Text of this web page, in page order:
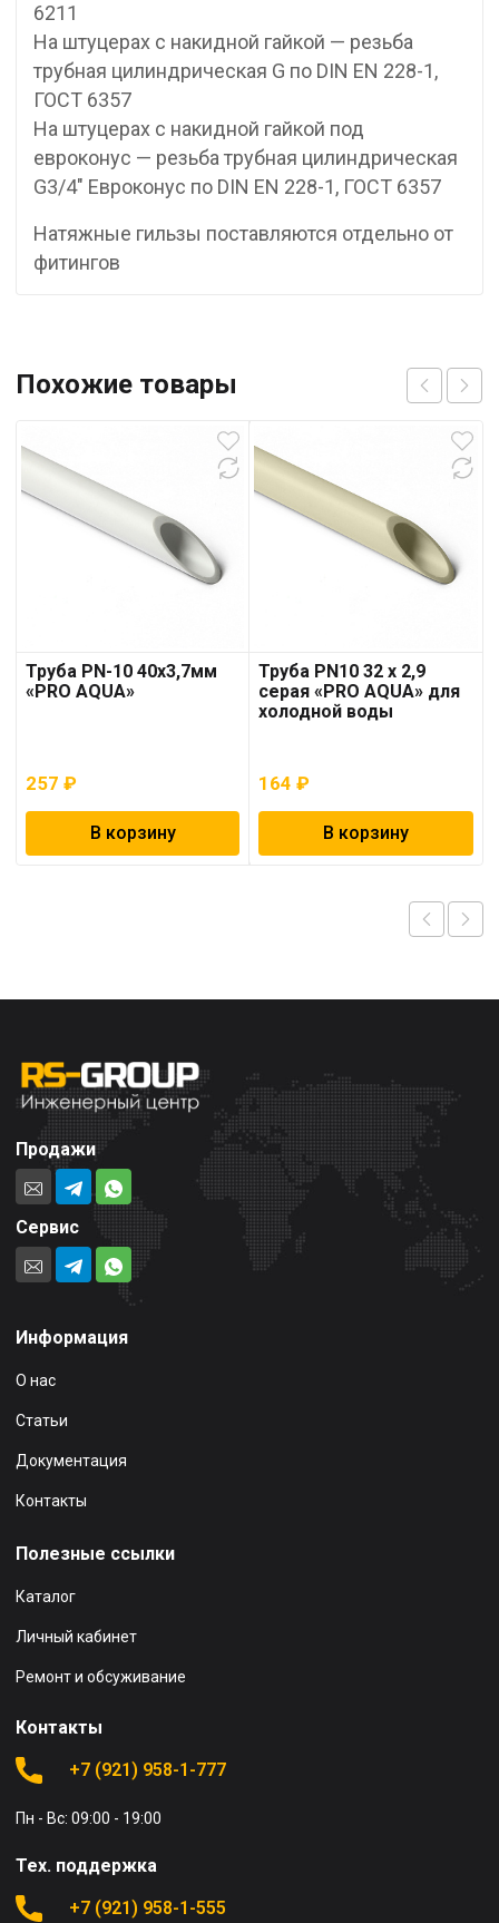
6211
На штуцерах с накидной гайкой — резьба
трубная цилиндрическая G по DIN EN 228-1,
ГОСТ 6357
На штуцерах с накидной гайкой под
евроконус — резьба трубная цилиндрическая
G3/4″ Евроконус по DIN EN 228-1, ГОСТ 6357
Натяжные гильзы поставляются отдельно от
фитингов
Похожие товары
Труба PN-10 40х3,7мм
«PRO AQUA»
257 ₽
В корзину
Труба PN10 32 x 2,9
серая «PRO AQUA» для
холодной воды
164₽
В корзину
Продажи
Сервис
Информация
О нас
Статьи
Документация
Контакты
Полезные ссылки
Каталог
Личный кабинет
Ремонт и обсуживание
Контакты
+7 (921) 958-1-777
Пн - Вс: 09:00 - 19:00
Тех. поддержка
+7 (921) 958-1-555